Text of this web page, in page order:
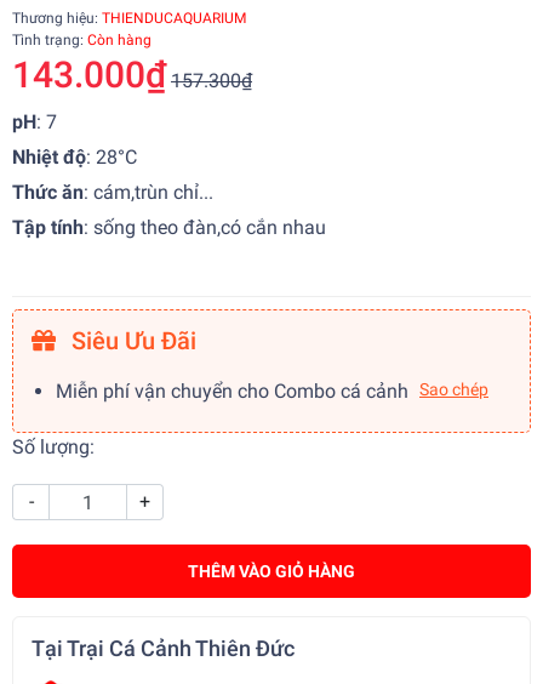
Thương hiệu: THIENDUCAQUARIUM
Tình trạng: Còn hàng
143.000₫ 157.300₫
pH: 7
Nhiệt độ: 28°C
Thức ăn: cám,trùn chỉ...
Tập tính: sống theo đàn,có cắn nhau
Siêu Ưu Đãi
Miễn phí vận chuyển cho Combo cá cảnh Sao chép
Số lượng:
- +
THÊM VÀO GIỎ HÀNG
Tại Trại Cá Cảnh Thiên Đức